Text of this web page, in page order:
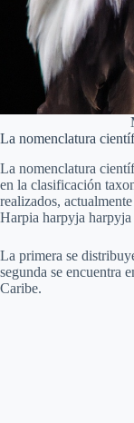
La nomenclatura
La nomenclatura
en la clasificación
realizados,
Harpia harpyja
La primera se
segunda se encuentra
Caribe.